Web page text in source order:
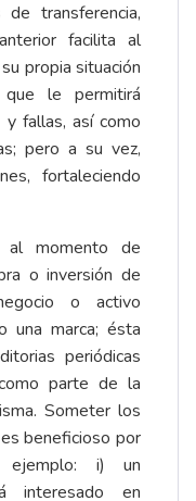
de transferencia,
facilita al
propia situación
le permitirá
fallas, así como
pero a su vez,
fortaleciendo
al momento de
o inversión de
o activo
una marca; ésta
periódicas
parte de la
Someter los
beneficioso por
ejemplo: i) un
interesado en